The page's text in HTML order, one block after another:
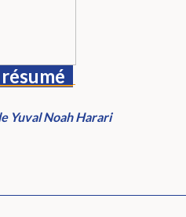
Yuval Noah Harari